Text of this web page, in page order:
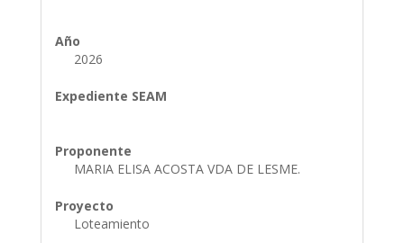
Año
2026
Expediente SEAM
Proponente
MARIA ELISA ACOSTA VDA DE LESME.
Proyecto
Loteamiento